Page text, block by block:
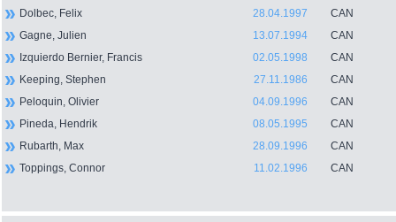
Dolbec, Felix
28.04.1997
CAN
Gagne, Julien
13.07.1994
CAN
Izquierdo Bernier, Francis
02.05.1998
CAN
Keeping, Stephen
27.11.1986
CAN
Peloquin, Olivier
04.09.1996
CAN
Pineda, Hendrik
08.05.1995
CAN
Rubarth, Max
28.09.1996
CAN
Toppings, Connor
11.02.1996 CAN